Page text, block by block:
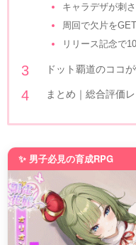
キャラデザが刺
周回で欠片を
リリース記念で
ドット覇道のココ
まとめ｜総合評価レ
✨ 男子必見の育成RPG